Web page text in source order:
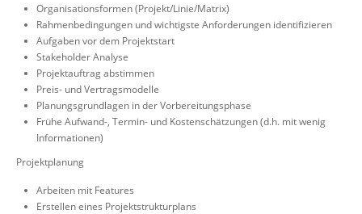
Organisationsformen (Projekt/Linie/Matrix)
Rahmenbedingungen und wichtigste Anforderungen identifizieren
Aufgaben vor dem Projektstart
Stakeholder Analyse
Projektauftrag abstimmen
Preis- und Vertragsmodelle
Planungsgrundlagen in der Vorbereitungsphase
Frühe Aufwand-, Termin- und Kostenschätzungen (d.h. mit wenig
Informationen)
Projektplanung
Arbeiten mit Features
Erstellen eines Projektstrukturplans